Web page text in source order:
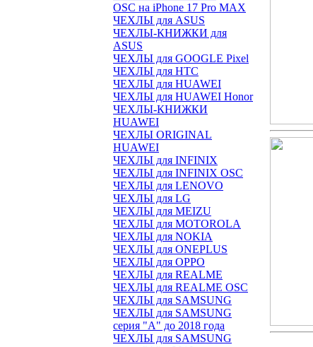
OSC на iPhone 17 Pro MAX
ЧЕХЛЫ для ASUS
ЧЕХЛЫ-КНИЖКИ для
ASUS
ЧЕХЛЫ для GOOGLE Pixel
ЧЕХЛЫ для HTC
ЧЕХЛЫ для HUAWEI
ЧЕХЛЫ для HUAWEI Honor
ЧЕХЛЫ-КНИЖКИ
HUAWEI
ЧЕХЛЫ ORIGINAL
HUAWEI
ЧЕХЛЫ для INFINIX
ЧЕХЛЫ для INFINIX OSC
ЧЕХЛЫ для LENOVO
ЧЕХЛЫ для LG
ЧЕХЛЫ для MEIZU
ЧЕХЛЫ для MOTOROLA
ЧЕХЛЫ для NOKIA
ЧЕХЛЫ для ONEPLUS
ЧЕХЛЫ для OPPO
ЧЕХЛЫ для REALME
ЧЕХЛЫ для REALME OSC
ЧЕХЛЫ для SAMSUNG
ЧЕХЛЫ для SAMSUNG
серия "A" до 2018 года
ЧЕХЛЫ для SAMSUNG